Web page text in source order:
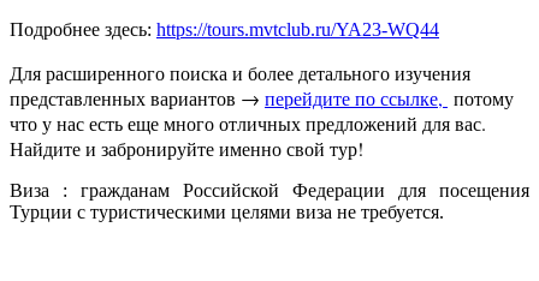
Подробнее здесь: https://tours.mvtclub.ru/YA23-WQ44
Для расширенного поиска и более детального изучения
представленных вариантов → перейдите по ссылке, потому
что у нас есть еще много отличных предложений для вас.
Найдите и забронируйте именно свой тур!
Виза : гражданам Российской Федерации для посещения
Турции с туристическими целями виза не требуется.